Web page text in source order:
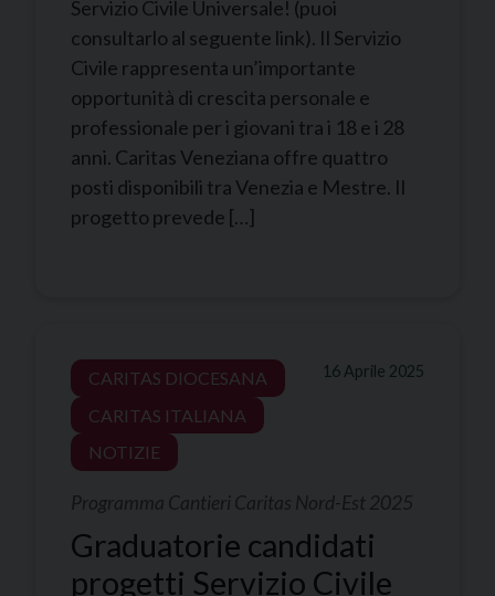
Servizio Civile Universale! (puoi
consultarlo al seguente link). Il Servizio
Civile rappresenta un’importante
opportunità di crescita personale e
professionale per i giovani tra i 18 e i 28
anni. Caritas Veneziana offre quattro
posti disponibili tra Venezia e Mestre. Il
progetto prevede […]
16 Aprile 2025
CARITAS DIOCESANA
CARITAS ITALIANA
NOTIZIE
Programma Cantieri Caritas Nord-Est 2025
Graduatorie candidati
progetti Servizio Civile